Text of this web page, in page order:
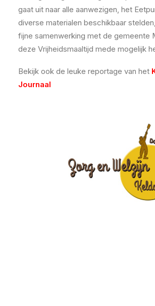
gaat uit naar alle aanwezigen, het
diverse materialen beschikbaar
fijne samenwerking met de gemeente
deze Vrijheidsmaaltijd mede mogelijk
Bekijk ook de leuke reportage van het
Journaal